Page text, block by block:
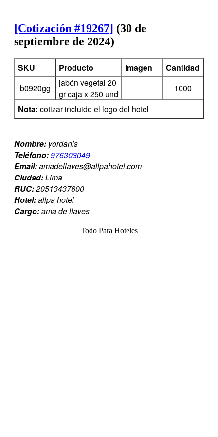
[Cotización #19267] (30 de
septiembre de 2024)
SKU Producto Imagen
Cantidad
b0920gg
jabón vegetal 20
gr caja x 250 und
1000
Nota: cotizar incluido el logo del hotel
Nombre: yordanis
Teléfono:976303049
Email:amadellaves@allpahotel.com
Ciudad:Lima
RUC:20513437600
Hotel:allpa hotel
Cargo:ama de llaves
Todo Para Hoteles